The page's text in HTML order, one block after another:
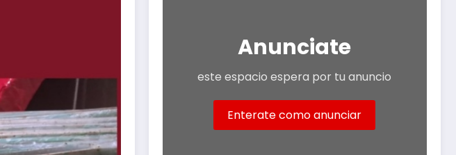
Anunciate
este espacio espera por tu anuncio
Enterate como anunciar